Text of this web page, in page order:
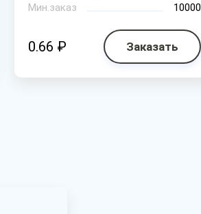
Мин.заказ
10000
0.66 ₽ Заказать